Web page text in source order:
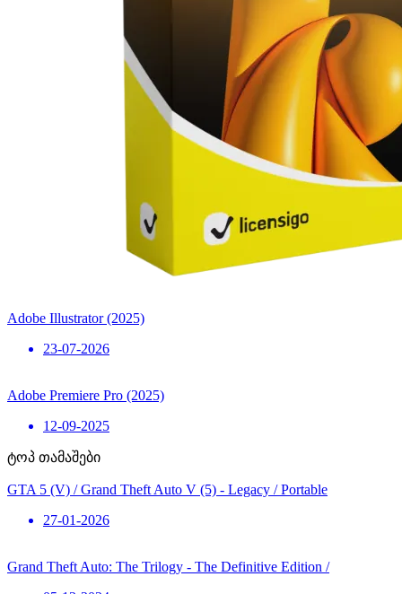
Adobe Illustrator (2025)
23-07-2026
Adobe Premiere Pro (2025)
12-09-2025
ტოპ თამაშები
GTA 5 (V) / Grand Theft Auto V (5) - Legacy / Portable
27-01-2026
Grand Theft Auto: The Trilogy - The Definitive Edition /